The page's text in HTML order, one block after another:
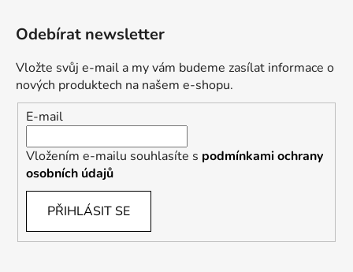
Odebírat newsletter
Vložte svůj e-mail a my vám budeme zasílat informace o
nových produktech na našem e-shopu.
E-mail
Vložením e-mailu souhlasíte s podmínkami ochrany
osobních údajů
PŘIHLÁSIT SE